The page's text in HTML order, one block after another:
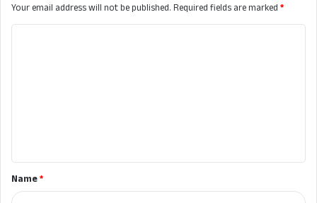
Your email address will not be published.Required fields are marked*
t
*Name*